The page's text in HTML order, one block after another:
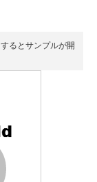
るとサンプルが開